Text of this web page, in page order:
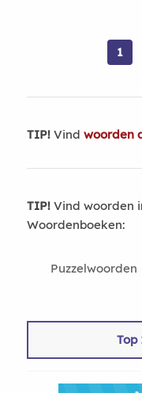
1
TIP!Vind woorden
TIP!Vind woorden
Woordenboeken:
Puzzelwoorden
Top